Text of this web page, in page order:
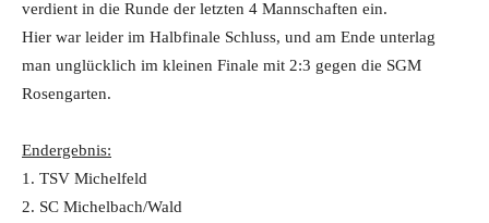
verdient in die Runde der letzten 4 Mannschaften ein.
Hier war leider im Halbfinale Schluss, und am Ende unterlag
man unglücklich im kleinen Finale mit 2:3 gegen die SGM
Rosengarten.
Endergebnis:
1. TSV Michelfeld
2. SC Michelbach/Wald